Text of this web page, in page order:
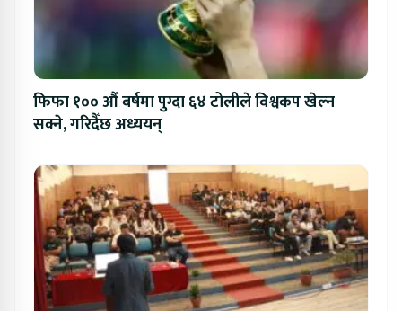
फिफा १०० औं बर्षमा पुग्दा ६४ टोलीले विश्वकप खेल्न
सक्ने, गरिदैँछ अध्ययन्